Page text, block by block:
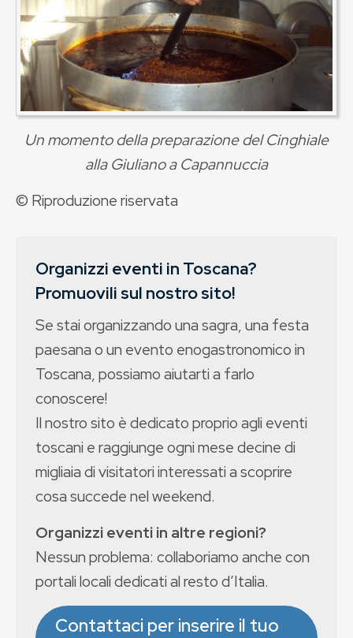
Un momento della preparazione del Cinghiale
alla Giuliano a Capannuccia
© Riproduzione riservata
Organizzi eventi in Toscana?
Promuovili sul nostro sito!
Se stai organizzando una sagra, una festa
paesana o un evento enogastronomico in
Toscana, possiamo aiutarti a farlo
conoscere!
Il nostro sito è dedicato proprio agli eventi
toscani e raggiunge ogni mese decine di
migliaia di visitatori interessati a scoprire
cosa succede nel weekend.
Organizzi eventi in altre regioni?
Nessun problema: collaboriamo anche con
portali locali dedicati al resto d’Italia.
Contattaci per inserire il tuo